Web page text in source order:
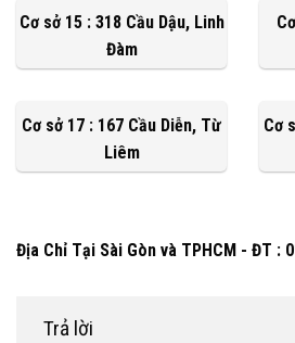
Cơ sở 15 : 318 Cầu Dậu, Linh
Đàm
Cơ sở 17 : 167 Cầu Diễn, Từ
Liêm
Cơ
Địa Chỉ Tại Sài Gòn và TPHCM - ĐT :
Trả lời